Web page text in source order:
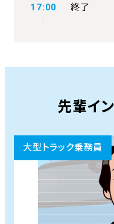
17:00 終了
先輩イ
大型トラック乗務員